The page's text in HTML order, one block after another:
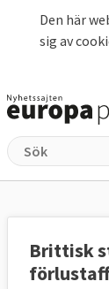
Den här
sig av
Brittisk